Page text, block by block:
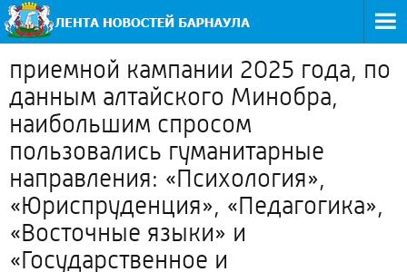
приемной кампании 2025 года, по
данным алтайского Минобра,
наибольшим спросом
пользовались гуманитарные
направления: «Психология»,
«Юриспруденция», «Педагогика»,
«Восточные языки» и
«Государственное и